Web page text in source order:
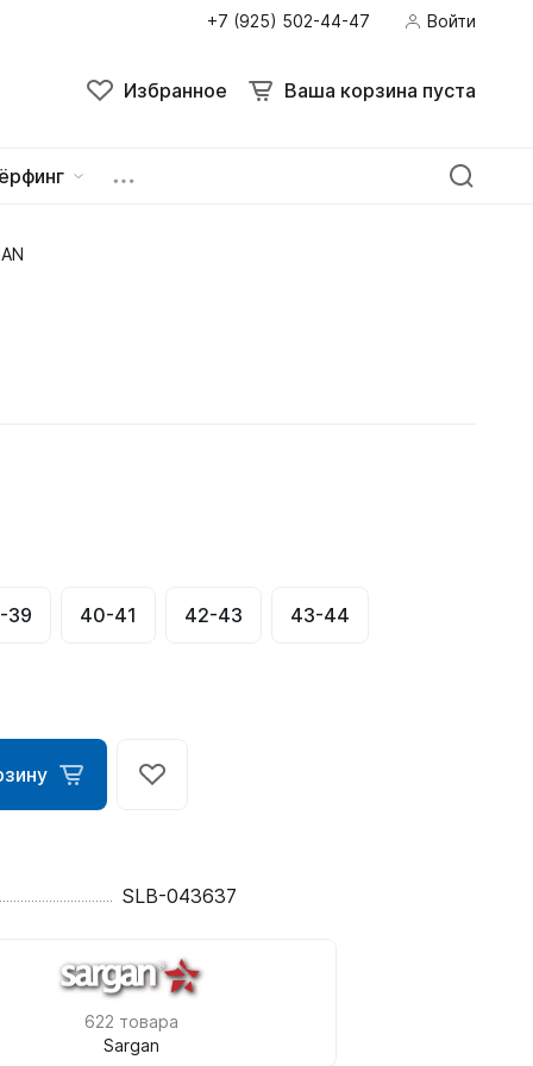
+7 (925) 502-44-47 Войти
Избранное Ваша корзина пуста
39 40-41 42-43 43-44
SLB-043637
622 товара
Sargan